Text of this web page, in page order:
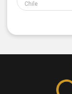
Chile